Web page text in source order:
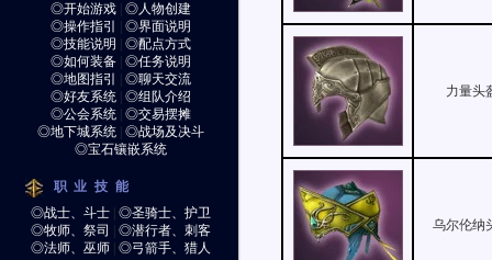
◎开始游戏 |◎人物创建
◎操作指引
|◎界面说明
◎技能说明
|◎配点方式
◎如何装备 |◎任务说明
◎地图指引
|◎聊天交流
◎好友系统 |◎组队介绍
◎公会系统 |◎交易摆摊
◎地下城系统 |◎战场及决斗
◎宝石镶嵌系统
职业技能
◎战士、斗士 |◎圣骑士、护卫
◎牧师、祭司
|◎潜行者、刺客
◎法师、巫师 |◎弓箭手、猎人
力量头
乌尔伦纳